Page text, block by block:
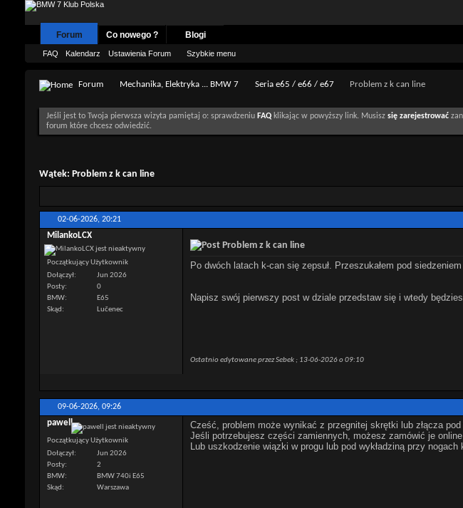
Forum
FAQ Kalendarz Ustawienia Forum Szybkie menu
Co nowego ? Blogi
Forum Mechanika, Elektryka ... BMW 7 Seria e65 / e66 / e67 Problem z k can line
Jeśli jest to Twoja pierwsza wizyta pamiętaj o: sprawdzeniu FAQ klikając w powyższy link. Musisz się zarejestrować
forum które chcesz odwiedzić.
Wątek: Problem z k can line
02-06-2026, 20:21
MilankoLCX
Początkujący Użytkownik
Dołączył
Jun 2026
Posty
0
BMW
E65
Skąd
Lučenec
Problem z k can line
Po dwóch latach k-can się zepsuł. Przeszukałem pod
Napisz swój pierwszy post w dziale przedstaw się i wtedy
Ostatnio edytowane przez Sebek ; 13-06-2026 o09:10
09-06-2026, 09:26
pawell
Początkujący Użytkownik
Dołączył
Jun 2026
Posty
2
BMW
BMW 740i E65
Skąd
Warszawa
Cześć, problem może wynikać z przegnitej skrętki lub złącza
Jeśli potrzebujesz części zamiennych, możesz zamówić je
Lub uszkodzenie wiązki w progu lub pod wykładziną przy